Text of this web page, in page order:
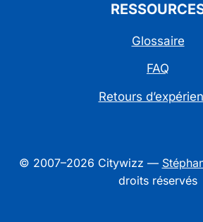
Glossaire
FAQ
Retours
© 2007–2026 Citywizz —
droits réservés